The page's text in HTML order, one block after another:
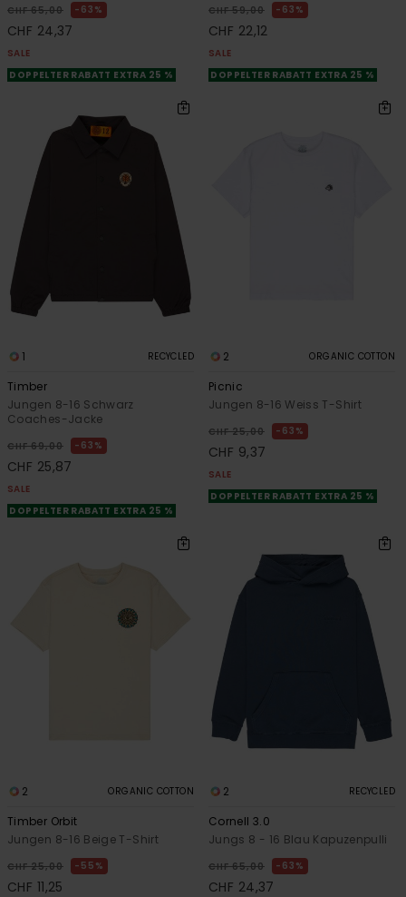
CHF 65,00 63%
CHF 24,37
SALE
DOPPELTER RABATT EXTRA 25 %
CHF 59,00 63%
CHF 22,12
SALE
DOPPELTER RABATT EXTRA 25 %
1 RECYCLED
Timber
Jungen 8-16 Schwarz
Coaches-Jacke
CHF 69,00 63%
CHF 25,87
SALE
DOPPELTER RABATT EXTRA 25 %
2 ORGANIC COTTON
Picnic
Jungen 8-16 Weiss T-Shirt
CHF 25,00 63%
CHF 9,37
SALE
DOPPELTER RABATT EXTRA 25 %
2 ORGANIC COTTON
Timber Orbit
Jungen 8-16 Beige T-Shirt
CHF 25,00 55%
CHF 11,25
2 RECYCLED
Cornell 3.0
Jungs 8 - 16 Blau Kapuzenpulli
CHF 65,00 63%
CHF 24,37